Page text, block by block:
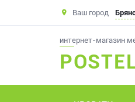
Ваш город
интернет-магазин